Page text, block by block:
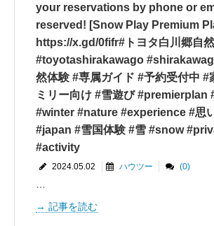
your reservations by phone or
reserved! [Snow Play Premium
https://x.gd/0fifr#トヨタ白川郷自
#toyotashirakawago
然体験 #専属ガイド #予約受付中 #
ミリー向け #雪遊び #premierplan
#winter #nature #experience #思
#japan #雪国体験 #雪 #snow
#activity
2024.05.02 ハウツー (0)
記事を読む